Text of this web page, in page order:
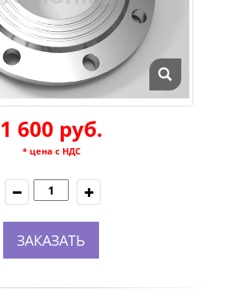
1 600 руб.
* цена с НДС
ЗАКАЗАТЬ